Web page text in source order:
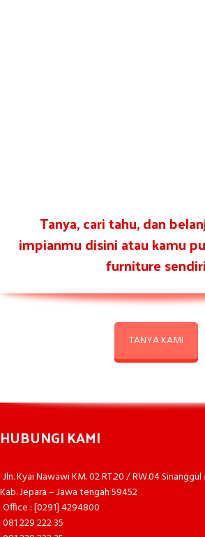
Tanya, cari tahu, dan
impianmu disini atau kamu
furniture sendiri
TANYA KAMI
HUBUNGI KAMI
Jln. Kyai Nawawi KM. 02 RT.20 / RW.04
Kab. Jepara – Jawa tengah 59452
Office : [0291] 4294800
081 229 222 35